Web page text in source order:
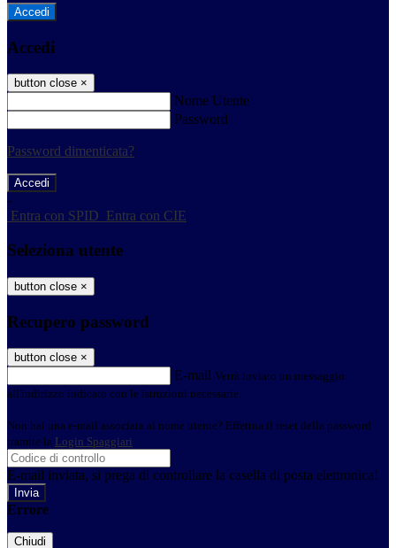
Accedi
Accedi
button close ×
Nome Utente
Password
Password dimenticata?
-
Entra con SPID Entra con CIE
Seleziona utente
button close ×
Recupero password
button close ×
E-mail Verrà inviato un messaggio
all'indirizzo indicato con le istruzioni necessarie.
Non hai una e-mail associata al nome utente? Effettua il reset della password
tramite la Login Spaggiari
E-mail inviata, si prega di controllare la casella di posta elettronica!
Errore
Chiudi